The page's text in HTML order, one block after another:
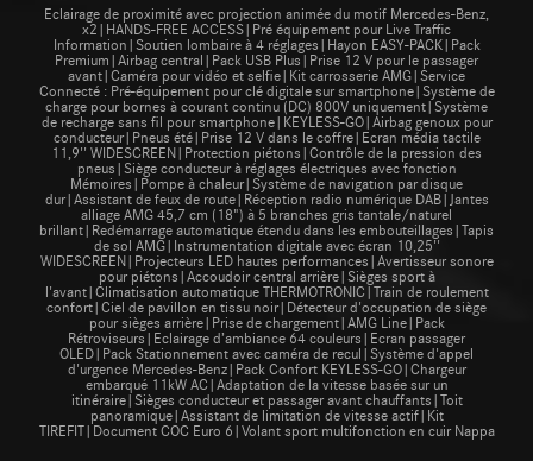
Eclairage de proximité avec projection animée du motif Mercedes-Benz,
x2|HANDS-FREE ACCESS|Pré équipement pour Live Traffic
Information|Soutien lombaire à 4 réglages|Hayon EASY-PACK|Pack
Premium|Airbag central|Pack USB Plus|Prise 12 V pour le passager
avant|Caméra pour vidéo et selfie|Kit carrosserie AMG|Service
Connecté : Pré-équipement pour clé digitale sur smartphone|Système de
charge pour bornes à courant continu (DC) 800V uniquement|Système
de recharge sans fil pour smartphone|KEYLESS-GO|Airbag genoux pour
conducteur|Pneus été|Prise 12 V dans le coffre|Ecran média tactile
11,9'' WIDESCREEN|Protection piétons|Contrôle de la pression des
pneus|Siège conducteur à réglages électriques avec fonction
Mémoires|Pompe à chaleur|Système de navigation par disque
dur|Assistant de feux de route|Réception radio numérique DAB|Jantes
alliage AMG 45,7 cm (18") à 5 branches gris tantale/naturel
brillant|Redémarrage automatique étendu dans les embouteillages|Tapis
de sol AMG|Instrumentation digitale avec écran 10,25''
WIDESCREEN|Projecteurs LED hautes performances|Avertisseur sonore
pour piétons|Accoudoir central arrière|Sièges sport à
l'avant|Climatisation automatique THERMOTRONIC|Train de roulement
confort|Ciel de pavillon en tissu noir|Détecteur d'occupation de siège
pour sièges arrière|Prise de chargement|AMG Line|Pack
Rétroviseurs|Eclairage d’ambiance 64 couleurs|Ecran passager
OLED|Pack Stationnement avec caméra de recul|Système d'appel
d'urgence Mercedes-Benz|Pack Confort KEYLESS-GO|Chargeur
embarqué 11kW AC|Adaptation de la vitesse basée sur un
itinéraire|Sièges conducteur et passager avant chauffants|Toit
panoramique|Assistant de limitation de vitesse actif|Kit
TIREFIT|Document COC Euro 6|Volant sport multifonction en cuir Nappa